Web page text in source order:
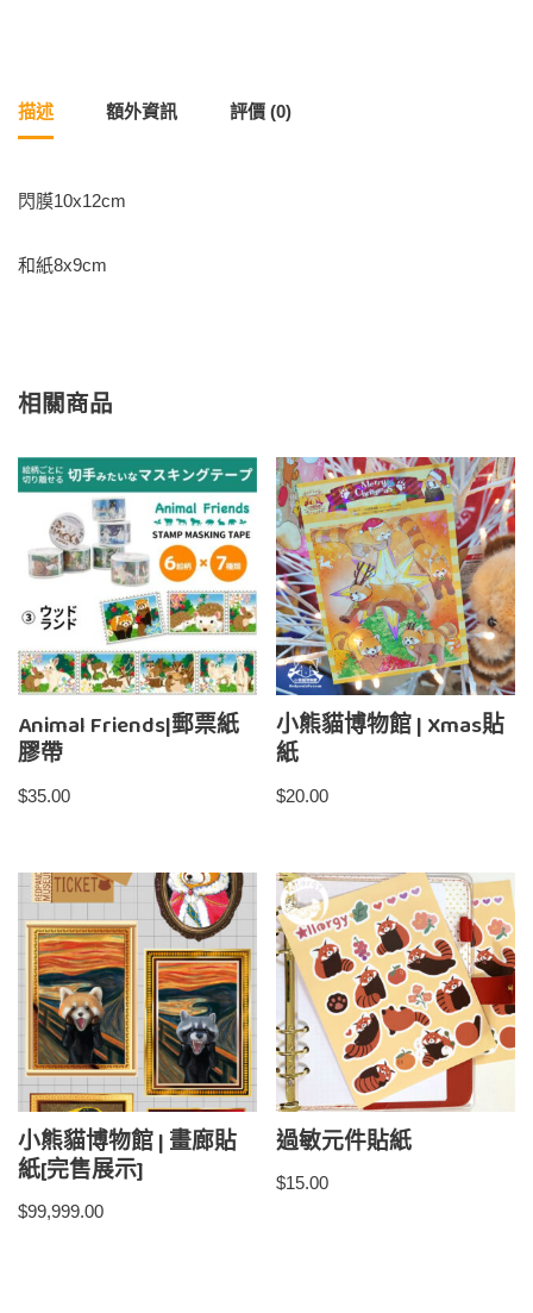
描述 額外資訊 評價 (0)
閃膜10x12cm
和紙8x9cm
相關商品
Animal Friends|郵票紙
膠帶
$35.00
小熊貓博物館 | Xmas貼
紙
$20.00
小熊貓博物館 | 畫廊貼
紙[完售展示]
$99,999.00
過敏元件貼紙
$15.00